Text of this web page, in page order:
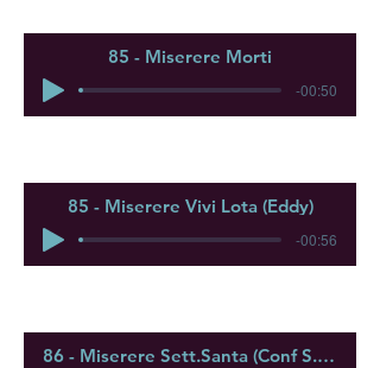
85 - Miserere Morti
-00:50
85 - Miserere Vivi Lota (Eddy)
-00:56
86 - Miserere Sett.Santa (Conf S.Croce Brando)